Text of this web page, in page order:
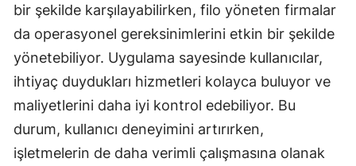
bir şekilde karşılayabilirken, filo yöneten firmalar
da operasyonel gereksinimlerini etkin bir şekilde
yönetebiliyor. Uygulama sayesinde kullanıcılar,
ihtiyaç duydukları hizmetleri kolayca buluyor ve
maliyetlerini daha iyi kontrol edebiliyor. Bu
durum, kullanıcı deneyimini artırırken,
işletmelerin de daha verimli çalışmasına olanak